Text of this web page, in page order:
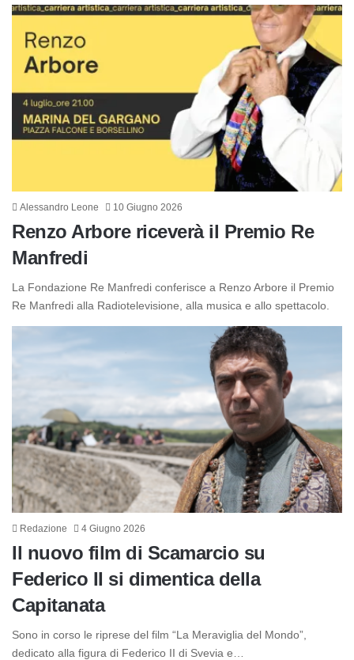
Alessandro Leone 10 Giugno 2026
Renzo Arbore riceverà il Premio Re
Manfredi
La Fondazione Re Manfredi conferisce a Renzo Arbore il Premio
Re Manfredi alla Radiotelevisione, alla musica e allo spettacolo.
Redazione 4 Giugno 2026
Il nuovo film di Scamarcio su
Federico II si dimentica della
Capitanata
Sono in corso le riprese del film “La Meraviglia del Mondo”,
dedicato alla figura di Federico II di Svevia e…